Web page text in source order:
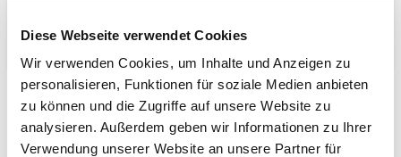
Diese Webseite verwendet Cookies
Wir verwenden Cookies, um Inhalte und Anzeigen zu
personalisieren, Funktionen für soziale Medien anbieten
zu können und die Zugriffe auf unsere Website zu
analysieren. Außerdem geben wir Informationen zu Ihrer
Verwendung unserer Website an unsere Partner für
Kunden kauften auch: